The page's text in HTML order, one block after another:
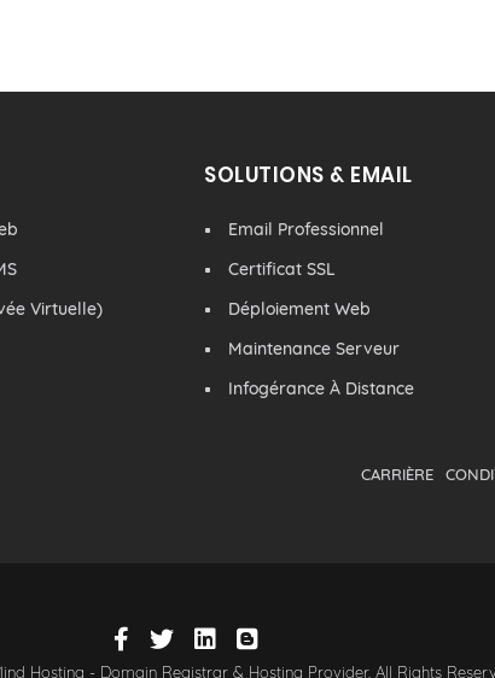
Virtuelle)
SOLUTIONS & EMAIL
Email Professionnel
Certificat SSL
Déploiement Web
Maintenance Serveur
Infogérance À Distance
CARRIÈRE
Hosting - Domain Registrar & Hosting Provider. All Rights